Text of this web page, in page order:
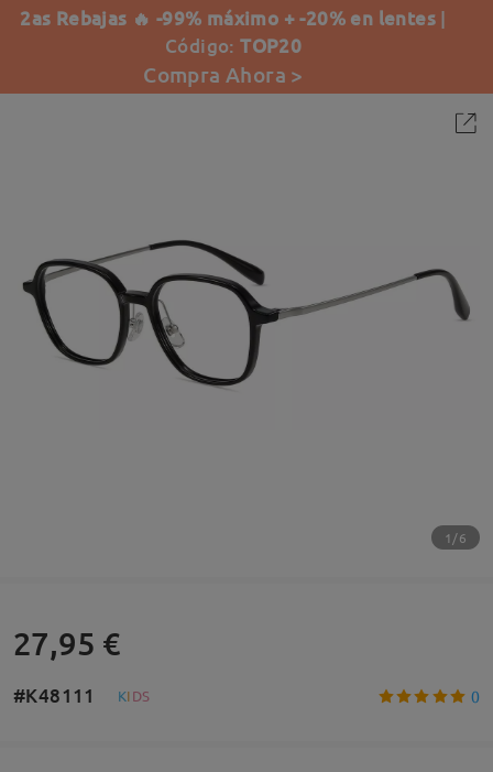
2as Rebajas 🔥 -99% máximo + -20% en lentes |
Código:TOP20
Compra Ahora >
1/6
27,95 €
#K48111 KIDS 0